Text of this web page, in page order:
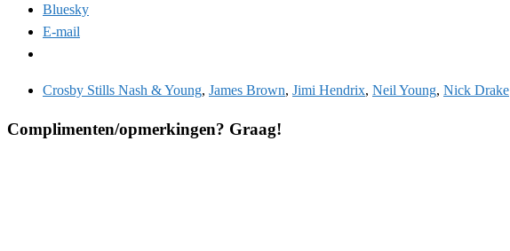
Bluesky
E-mail
Crosby Stills Nash & Young, James Brown, Jimi Hendrix, Neil Young, Nick Drake
Complimenten/opmerkingen? Graag!